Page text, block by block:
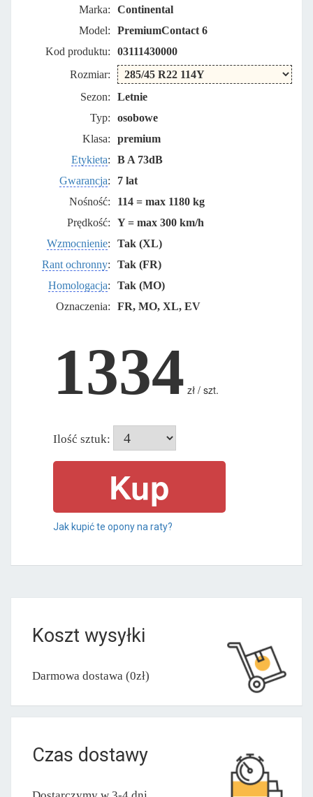
Marka:
Continental
Model:
PremiumContact 6
Kod produktu:
03111430000
Rozmiar:
Sezon:
Letnie
Typ:
osobowe
Klasa:
premium
Etykieta:
B A 73dB
Gwarancja:
7 lat
Nośność:
114 = max 1180 kg
Prędkość:
Y = max 300 km/h
Wzmocnienie:
Tak (XL)
Rant ochronny:
Tak (FR)
Homologacja:
Tak (MO)
Oznaczenia:
FR, MO, XL, EV
1334 zł / szt.
Ilość sztuk:
Jak kupić te opony na raty?
Koszt wysyłki
Darmowa dostawa (0zł)
Czas dostawy